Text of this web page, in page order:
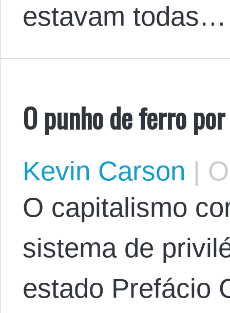
estavam todas…
O punho de ferro
Kevin Carson |
O capitalismo
sistema de
estado Prefácio